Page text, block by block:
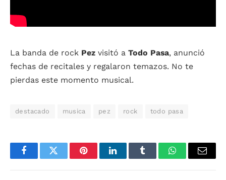
La banda de rock Pez visitó a Todo Pasa, anunció
fechas de recitales y regalaron temazos. No te
pierdas este momento musical.
destacado musica pez rock todo pasa
FacebookTwitter PinterestLinkedInTumblr WhatsAppEmail